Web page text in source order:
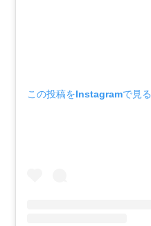
この投稿をInstagramで見る